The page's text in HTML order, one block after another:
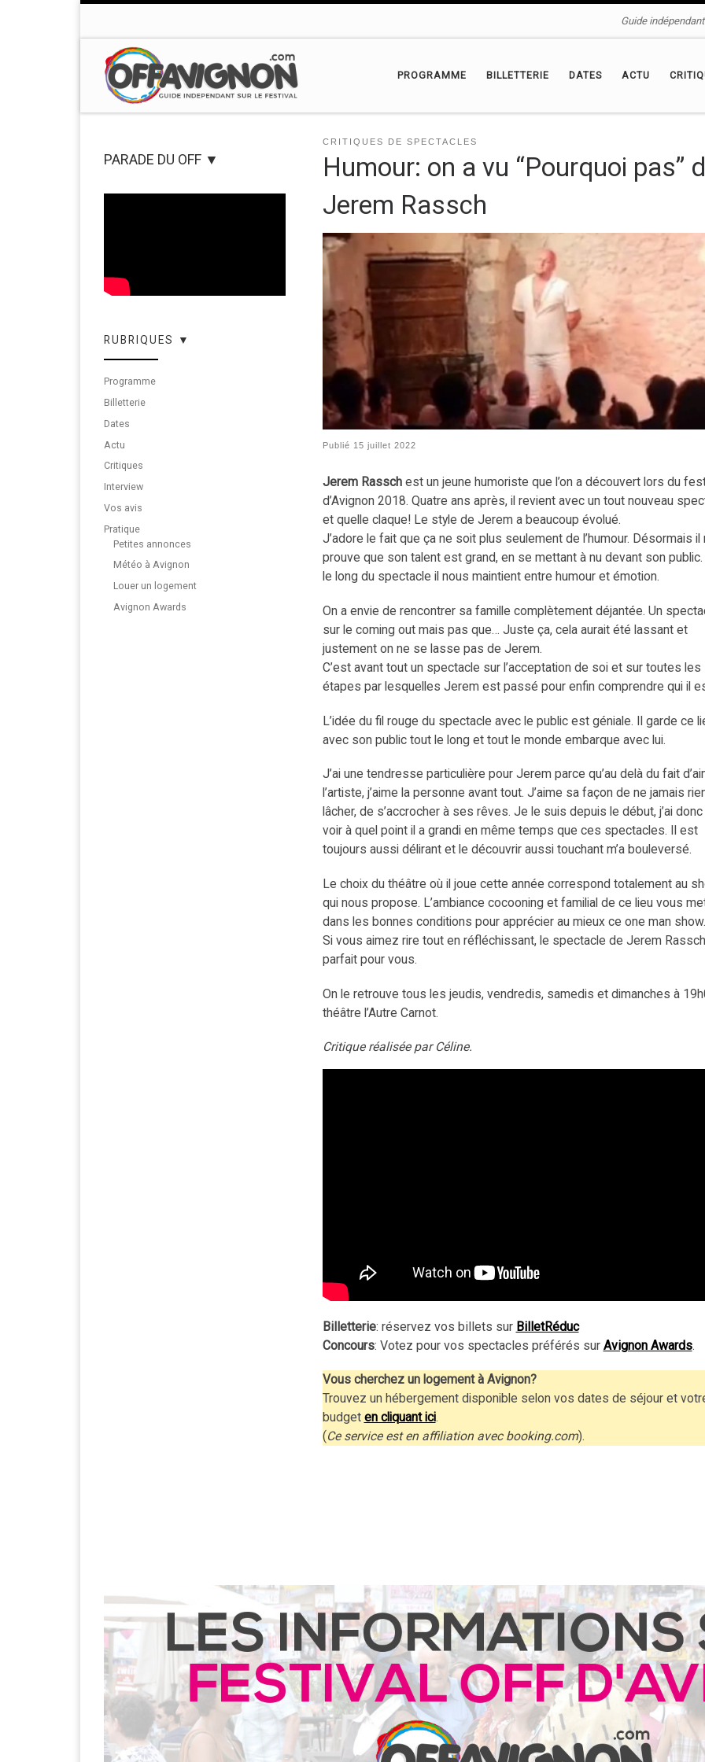
Guide
PROGRAMME BILLETTERIE DATES ACTU
CRITIQUES DE SPECTACLES
Humour: on a vu “Pourquoi pas”
Jerem Rassch
Publié 15 juillet 2022
Jerem Rasschest un jeune humoriste que l’on a découvert lors du
d’Avignon 2018. Quatre ans après, il revient avec un tout nouveau
et quelle claque! Le style de Jerem a beaucoup évolué.
J’adore le fait que ça ne soit plus seulement de l’humour. Désormais il
prouve que son talent est grand, en se mettant à nu devant son public.
le long du spectacle il nous maintient entre humour et émotion.
On a envie de rencontrer sa famille complètement déjantée. Un
sur le coming out mais pas que… Juste ça, cela aurait été lassant et
justement on ne se lasse pas de Jerem.
C’est avant tout un spectacle sur l’acceptation de soi et sur toutes les
étapes par lesquelles Jerem est passé pour enfin comprendre qui il
L’idée du fil rouge du spectacle avec le public est géniale. Il garde ce
avec son public tout le long et tout le monde embarque avec lui.
J’ai une tendresse particulière pour Jerem parce qu’au delà du fait
l’artiste, j’aime la personne avant tout. J’aime sa façon de ne jamais
lâcher, de s’accrocher à ses rêves. Je le suis depuis le début, j’ai donc
voir à quel point il a grandi en même temps que ces spectacles. Il est
toujours aussi délirant et le découvrir aussi touchant m’a bouleversé.
Le choix du théâtre où il joue cette année correspond totalement au
qui nous propose. L’ambiance cocooning et familial de ce lieu vous
dans les bonnes conditions pour apprécier au mieux ce one man show.
Si vous aimez rire tout en réfléchissant, le spectacle de Jerem
parfait pour vous.
On le retrouve tous les jeudis, vendredis, samedis et dimanches à
théâtre l’Autre Carnot.
Critique réalisée par Céline.
Billetterie: réservez vos billets sur BilletRéduc
Concours: Votez pour vos spectacles préférés sur Avignon Awards.
Vous cherchez un logement à Avignon?
Trouvez un hébergement disponible selon vos dates de séjour et
budget en cliquant ici.
(Ce service est en affiliation avec booking.com).
PARADE DU OFF ▼
RUBRIQUES ▼
Programme
Billetterie
Dates
Actu
Critiques
Interview
Vos avis
Pratique
Petites annonces
Météo à Avignon
Louer un logement
Avignon Awards